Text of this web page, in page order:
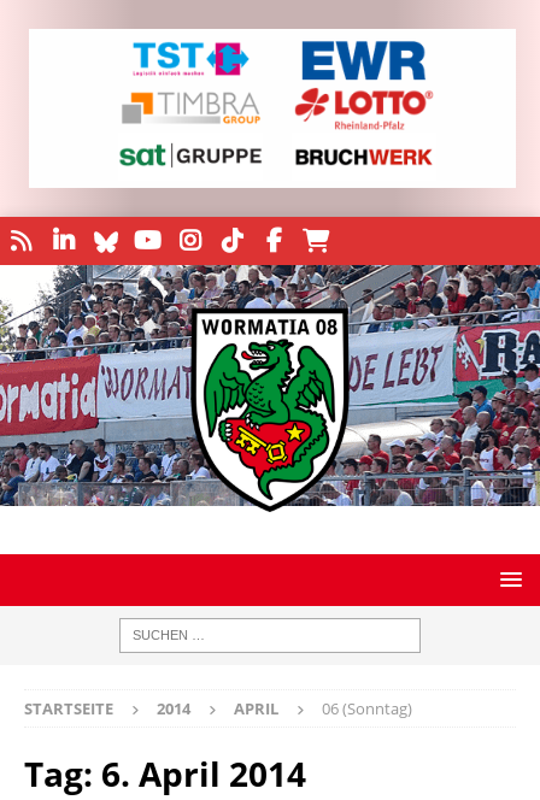
STARTSEITE 2014 APRIL 06 (Sonntag)
Tag: 6. April 2014